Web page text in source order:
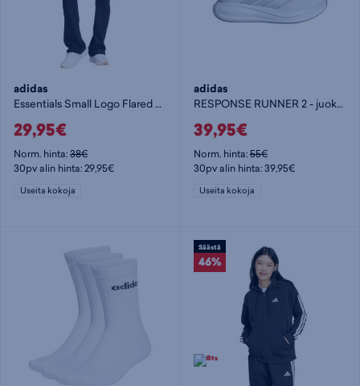
adidas
Essentials Small Logo Flared Leggings W - naisten pitkät trikoot
29,95€
Norm. hinta:38€
30pv alin hinta: 29,95€
Useita kokoja
adidas
RESPONSE RUNNER 2 - juoksukengät
39,95€
Norm. hinta:55€
30pv alin hinta: 39,95€
Useita kokoja
Säästä
46%